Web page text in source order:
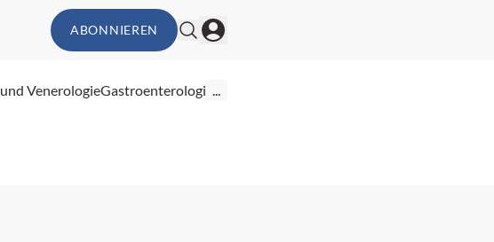
ABONNIEREN
VenerologieGastroenterologie...